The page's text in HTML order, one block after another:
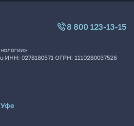
8 800 123-13-15
ИНН: 0278180571 ОГРН: 1110280037526
Уфе